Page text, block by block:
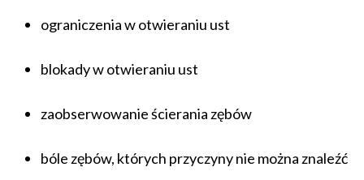
ograniczenia w otwieraniu ust
blokady w otwieraniu ust
zaobserwowanie ścierania zębów
bóle zębów, których przyczyny nie można znaleźć